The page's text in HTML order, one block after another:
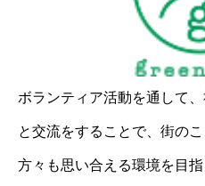
ボランティア活動を通して
と交流をすることで、街の
方々も思い合える環境を目